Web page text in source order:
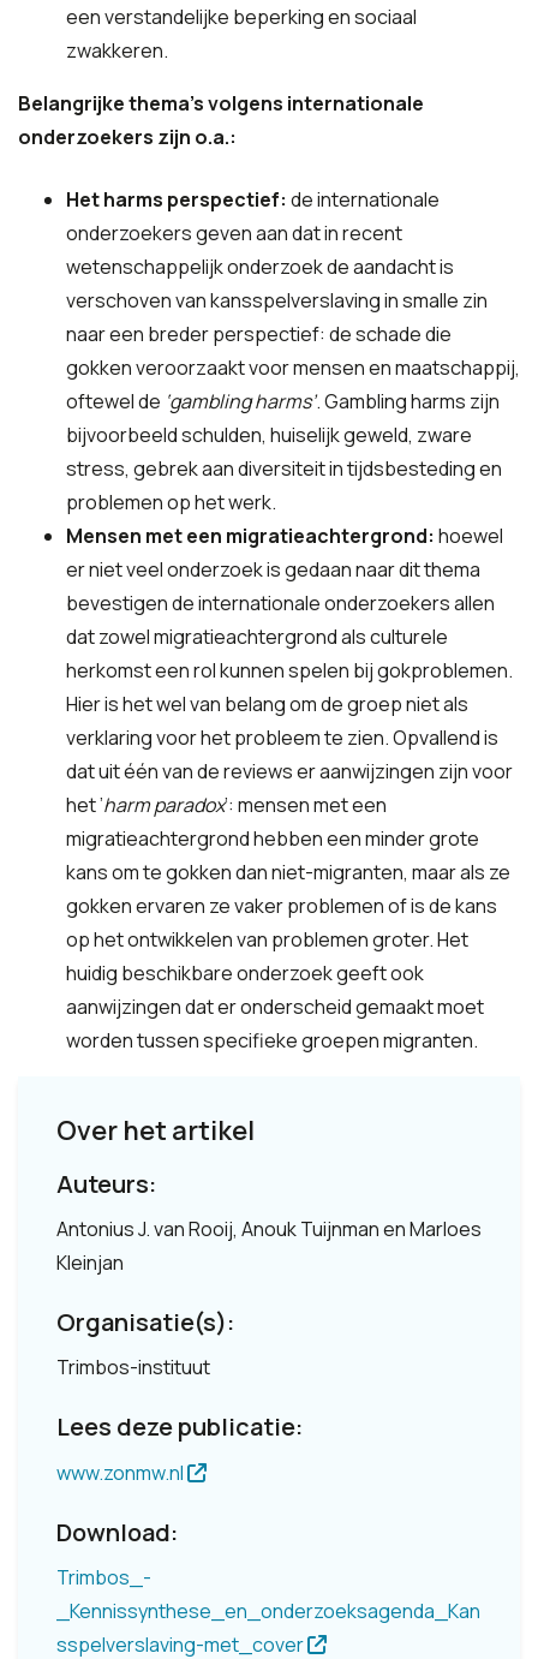
een verstandelijke beperking en sociaal
zwakkeren.
Belangrijke thema’s volgens internationale
onderzoekers zijn o.a.:
Het harms perspectief: de internationale
onderzoekers geven aan dat in recent
wetenschappelijk onderzoek de aandacht is
verschoven van kansspelverslaving in smalle zin
naar een breder perspectief: de schade die
gokken veroorzaakt voor mensen en maatschappij,
oftewel de ‘gambling harms’. Gambling harms zijn
bijvoorbeeld schulden, huiselijk geweld, zware
stress, gebrek aan diversiteit in tijdsbesteding en
problemen op het werk.
Mensen met een migratieachtergrond: hoewel
er niet veel onderzoek is gedaan naar dit thema
bevestigen de internationale onderzoekers allen
dat zowel migratieachtergrond als culturele
herkomst een rol kunnen spelen bij gokproblemen.
Hier is het wel van belang om de groep niet als
verklaring voor het probleem te zien. Opvallend is
dat uit één van de reviews er aanwijzingen zijn voor
het ’harm paradox’: mensen met een
migratieachtergrond hebben een minder grote
kans om te gokken dan niet-migranten, maar als ze
gokken ervaren ze vaker problemen of is de kans
op het ontwikkelen van problemen groter. Het
huidig beschikbare onderzoek geeft ook
aanwijzingen dat er onderscheid gemaakt moet
worden tussen specifieke groepen migranten.
Over het artikel
Auteurs:
Antonius J. van Rooij, Anouk Tuijnman en Marloes
Kleinjan
Organisatie(s):
Trimbos-instituut
Lees deze publicatie:
www.zonmw.nl
Download:
Trimbos_-
_Kennissynthese_en_onderzoeksagenda_Kan
sspelverslaving-met_cover